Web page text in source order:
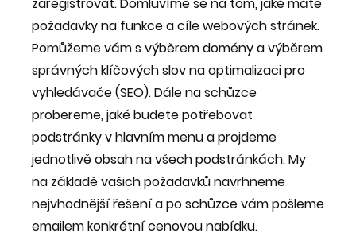
zaregistrovat. Domluvíme se na tom, jaké máte
požadavky na funkce a cíle webových stránek.
Pomůžeme vám s výběrem domény a výběrem
správných klíčových slov na optimalizaci pro
vyhledávače (SEO). Dále na schůzce
probereme, jaké budete potřebovat
podstránky v hlavním menu a projdeme
jednotlivě obsah na všech podstránkách. My
na základě vašich požadavků navrhneme
nejvhodnější řešení a po schůzce vám pošleme
emailem konkrétní cenovou nabídku.